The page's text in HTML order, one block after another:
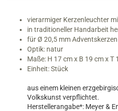
vierarmiger Kerzenleuchter
in traditioneller Handarbeit
für Ø 20,5 mm Adventskerzen
Optik: natur
Maße: H 17 cm x B 19 cm x T
Einheit: Stück
aus einem kleinen
Volkskunst verpflichtet.
Herstellerangabe*: Meyer &